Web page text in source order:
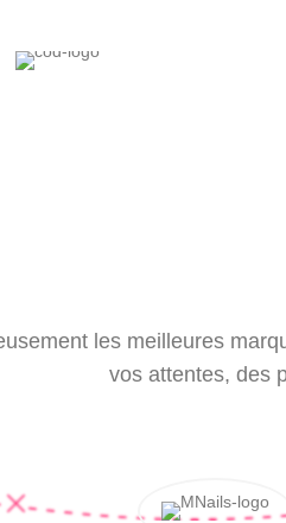
les meilleures
vos attentes, des